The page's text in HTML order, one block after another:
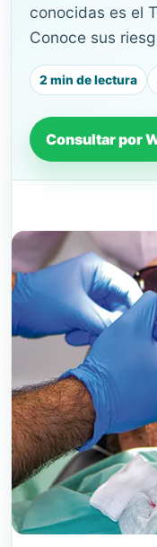
conocidas es el
Conoce sus
2 min de lectura
Consultar por